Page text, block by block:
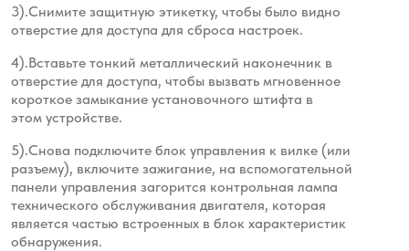
3).Снимите защитную этикетку, чтобы было видно
отверстие для доступа для сброса настроек.
4).Вставьте тонкий металлический наконечник в
отверстие для доступа, чтобы вызвать мгновенное
короткое замыкание установочного штифта в
этом устройстве.
5).Снова подключите блок управления к вилке (или
разъему), включите зажигание, на вспомогательной
панели управления загорится контрольная лампа
технического обслуживания двигателя, которая
является частью встроенных в блок характеристик
обнаружения.